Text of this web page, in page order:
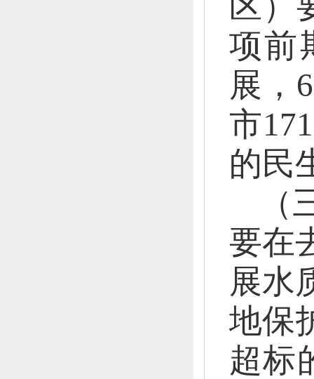
项前
展，
市
的民
（
要在
展水
地保
超标